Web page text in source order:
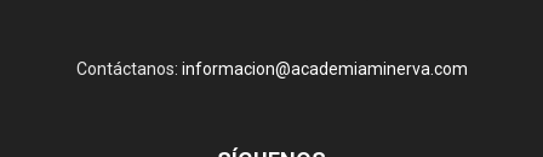
Contáctanos: informacion@academiaminerva.com